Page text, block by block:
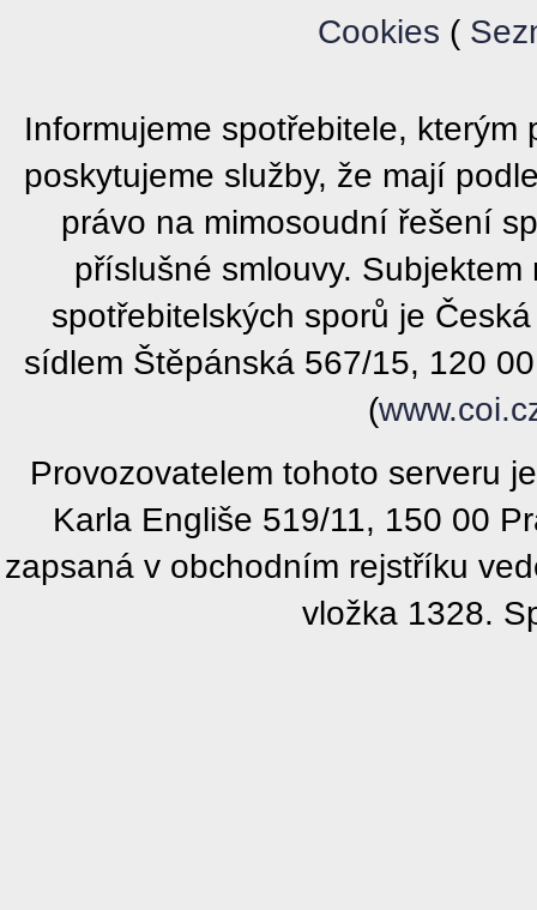
Cookies (
Informujeme spotřebitele, kterým
poskytujeme služby, že mají
právo na mimosoudní řešení
příslušné smlouvy.
spotřebitelských sporů je
sídlem Štěpánská 567/15, 120
(
Provozovatelem tohoto serveru
Karla Engliše 519/11, 150 00
zapsaná v obchodním rejstříku
vložka 1328.